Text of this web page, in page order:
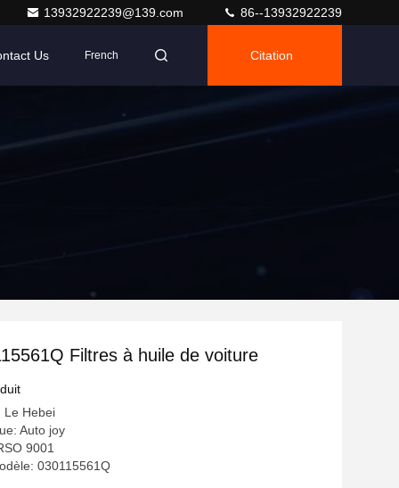
13932922239@139.com 86--13932922239
Us French Citation
Filtres à huile de voiture
Le Hebei
Auto joy
9001
030115561Q